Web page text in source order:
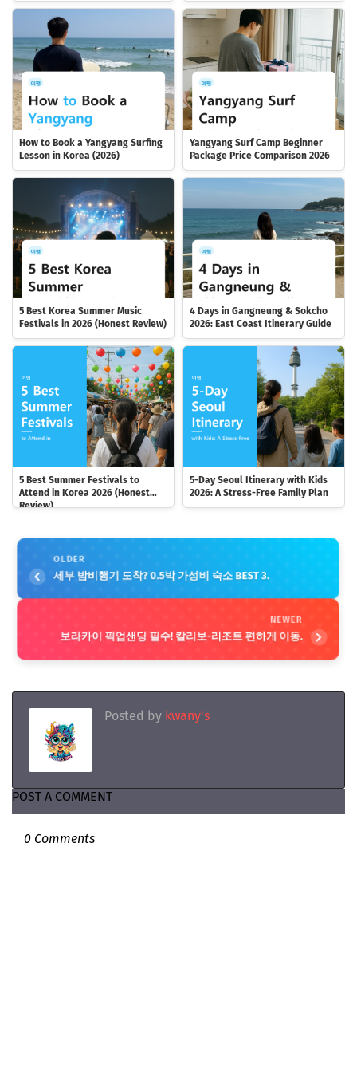
How to Book a Yangyang Surfing
Lesson in Korea (2026)
Yangyang Surf Camp Beginner
Package Price Comparison 2026
5 Best Korea Summer Music
Festivals in 2026 (Honest Review)
4 Days in Gangneung & Sokcho
2026: East Coast Itinerary Guide
5 Best Summer Festivals to
Attend in Korea 2026 (Honest
Review)
5-Day Seoul Itinerary with Kids
2026: A Stress-Free Family Plan
OLDER
세부 밤비행기 도착? 0.5박 가성비 숙소 BEST 3.
NEWER
보라카이 픽업샌딩 필수! 칼리보-리조트 편하게 이동.
Posted by kwany's
POST A COMMENT
0 Comments